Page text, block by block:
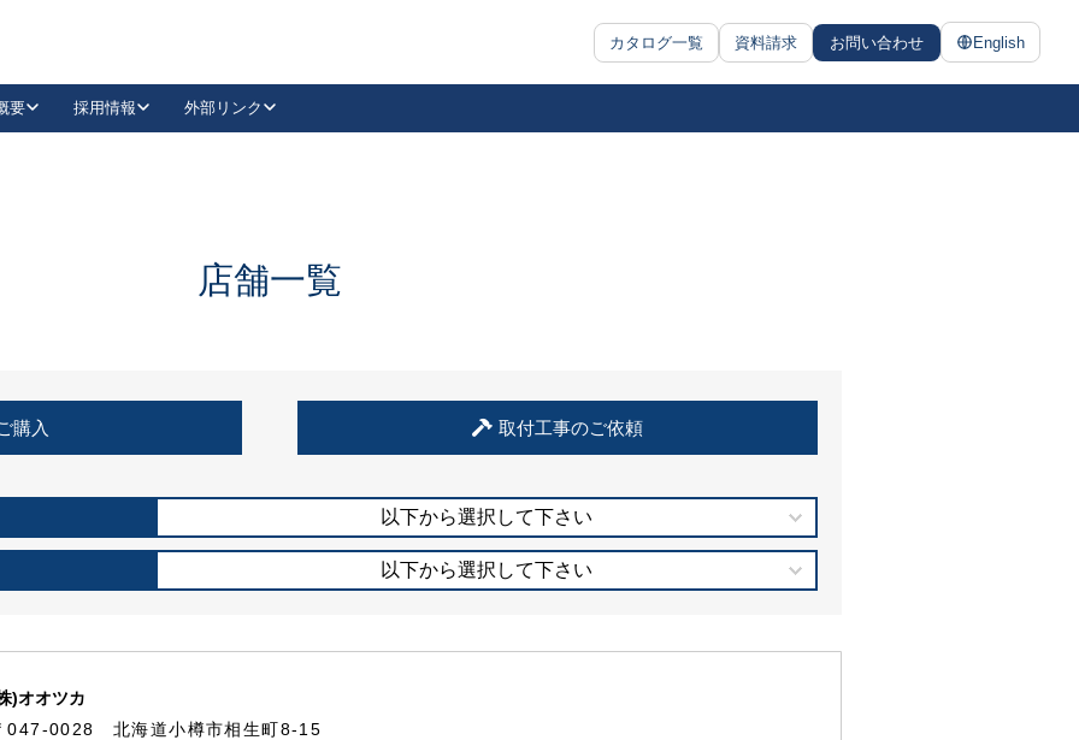
カタログ一覧 資料請求 お問い合わせ English
抗ウイルス・抗菌製品
要 採用情報 外部リンク
LinkedIn
住宅使用部材標準化推進協議会
店舗一覧
購入 取付工事のご依頼
以下から選択して下さい
以下から選択して下さい
)オオツカ
047-0028 北海道小樽市相生町8-15